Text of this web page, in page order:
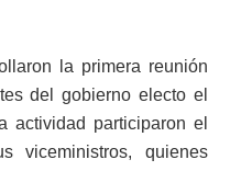
la primera reunión
del gobierno electo el
actividad participaron el
viceministros, quienes